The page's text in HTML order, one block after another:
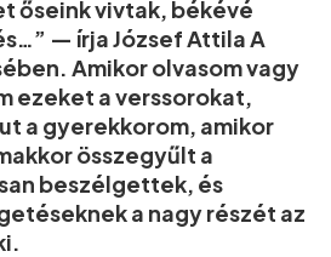
őseink vivtak, békévé
— írja József Attila A
Amikor olvasom vagy
ezeket a verssorokat,
a gyerekkorom, amikor
összegyűlt a
beszélgettek, és
a nagy részét az